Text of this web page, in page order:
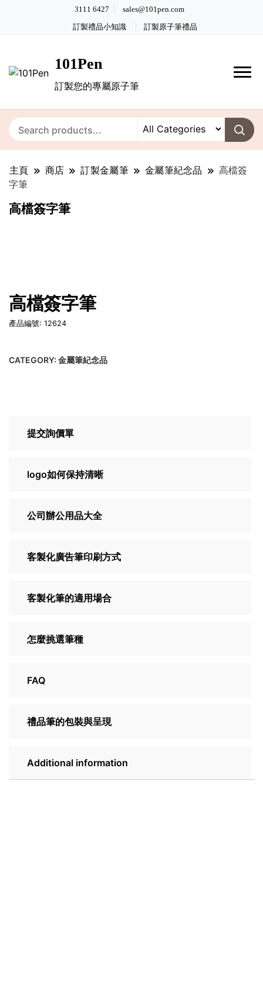
3111 6427 sales@101pen.com
訂製禮品小知識 訂製原子筆禮品
101Pen
訂製您的專屬原子筆
主頁 商店 訂製金屬筆 金屬筆紀念品
高檔簽
字筆
高檔簽字筆
高檔簽字筆
產品編號: 12624
CATEGORY: 金屬筆紀念品
提交詢價單
logo如何保持清晰
公司辦公用品大全
客製化廣告筆印刷方式
客製化筆的適用場合
怎麼挑選筆種
FAQ
禮品筆的包裝與呈現
Additional information